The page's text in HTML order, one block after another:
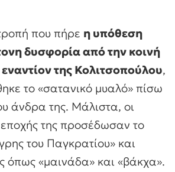
που πήρε η υπόθεση
δυσφορία από την κοινή
της Κολιτσοπούλου,
το «σατανικό μυαλό» πίσω
άνδρα της. Μάλιστα, οι
εποχής της προσέδωσαν το
του Παγκρατίου» και
όπως «μαινάδα» και «βάκχα».